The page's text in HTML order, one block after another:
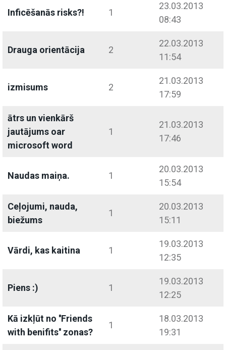
Inficēšanās risks?! 1
23.03.2013
08:43
Drauga orientācija 2
22.03.2013
11:54
izmisums 2
21.03.2013
17:59
ātrs un vienkārš
jautājums oar
microsoft word
1
21.03.2013
17:46
Naudas maiņa. 1
20.03.2013
15:54
Ceļojumi, nauda,
biežums
1
20.03.2013
15:11
Vārdi, kas kaitina 1
19.03.2013
12:35
Piens :) 1
19.03.2013
12:25
Kā izkļūt no ''Friends
with benifits'' zonas?
1
18.03.2013
19:31